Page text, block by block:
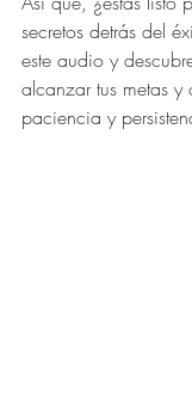
secretos detrás del
este audio y
alcanzar tus metas y
paciencia y